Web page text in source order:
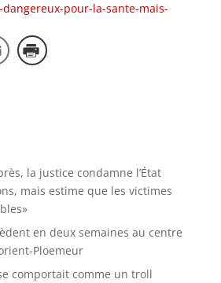
dangereux-pour-la-sante-mais-
la justice condamne l’État
mais estime que les victimes
en deux semaines au centre
Ploemeur
comportait comme un troll